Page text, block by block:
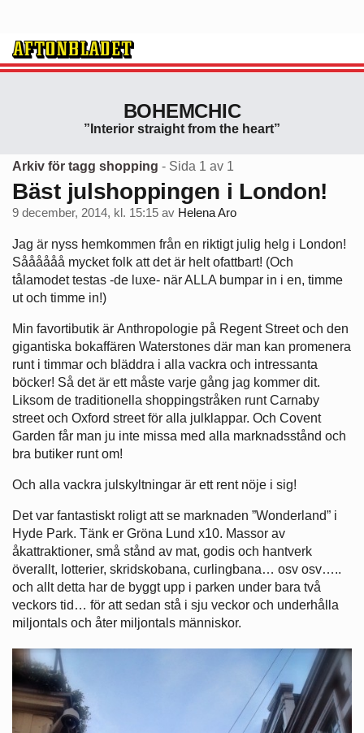
BOHEMCHIC
”Interior straight from the heart”
Arkiv för tagg shopping - Sida 1 av 1
Bäst julshoppingen i London!
9 december, 2014, kl. 15:15 av Helena Aro
Jag är nyss hemkommen från en riktigt julig helg i London!
Såååååå mycket folk att det är helt ofattbart! (Och
tålamodet testas -de luxe- när ALLA bumpar in i en, timme
ut och timme in!)
Min favortibutik är Anthropologie på Regent Street och den
gigantiska bokaffären Waterstones där man kan promenera
runt i timmar och bläddra i alla vackra och intressanta
böcker! Så det är ett måste varje gång jag kommer dit.
Liksom de traditionella shoppingstråken runt Carnaby
street och Oxford street för alla julklappar. Och Covent
Garden får man ju inte missa med alla marknadsstånd och
bra butiker runt om!
Och alla vackra julskyltningar är ett rent nöje i sig!
Det var fantastiskt roligt att se marknaden ”Wonderland” i
Hyde Park. Tänk er Gröna Lund x10. Massor av
åkattraktioner, små stånd av mat, godis och hantverk
överallt, lotterier, skridskobana, curlingbana… osv osv…..
och allt detta har de byggt upp i parken under bara två
veckors tid… för att sedan stå i sju veckor och underhålla
miljontals och åter miljontals människor.